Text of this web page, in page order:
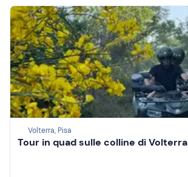
Volterra, Pisa
Tour in quad sulle colline di Volterra